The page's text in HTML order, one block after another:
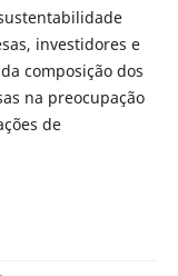
investidores e
composição dos
na preocupação
de